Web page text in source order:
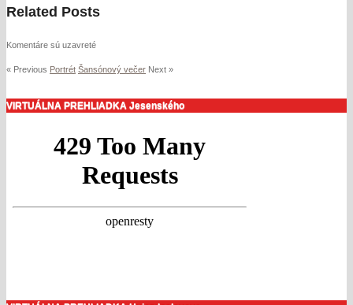
Related Posts
Komentáre sú uzavreté
« Previous Portrét Šansónový večer Next »
VIRTUÁLNA PREHLIADKA Jesenského